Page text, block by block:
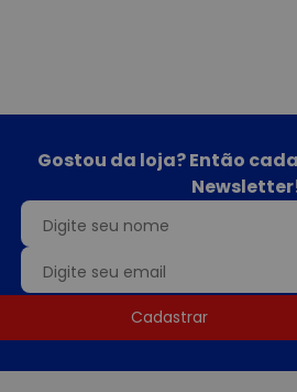
Gostou da loja? Então
Cadastrar